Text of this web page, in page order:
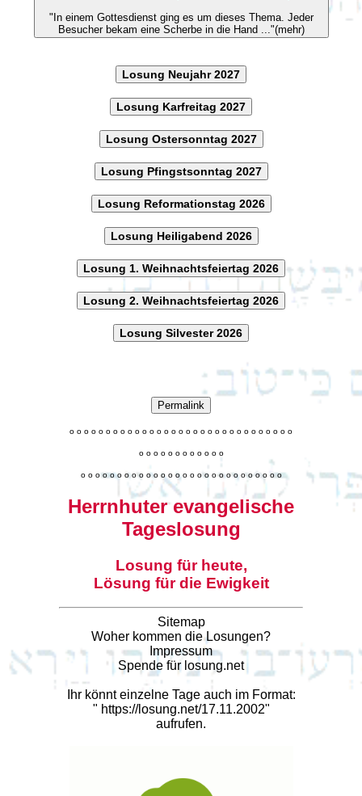
"In einem Gottesdienst ging es um dieses Thema. Jeder
Besucher bekam eine Scherbe in die Hand ..."(mehr)
Losung Neujahr 2027
Losung Karfreitag 2027
Losung Ostersonntag 2027
Losung Pfingstsonntag 2027
Losung Reformationstag 2026
Losung Heiligabend 2026
Losung 1. Weihnachtsfeiertag 2026
Losung 2. Weihnachtsfeiertag 2026
Losung Silvester 2026
Permalink
o o o o o o o o o o o o o o o o o o o o o o o o o o o o o o o
o o o o o o o o o o o o
o o o o o o o o o o o o o o o o o o o o o o o o o o o o
Herrnhuter evangelische
Tageslosung
Losung für heute,
Lösung für die Ewigkeit
Sitemap
Woher kommen die Losungen?
Impressum
Spende für losung.net
Ihr könnt einzelne Tage auch im Format:
" https://losung.net/17.11.2002"
aufrufen.